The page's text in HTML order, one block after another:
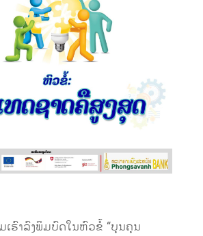
ເຮົາລົງພິມບົດໃນຫົວຂໍ້ “ບຸນຄຸນ